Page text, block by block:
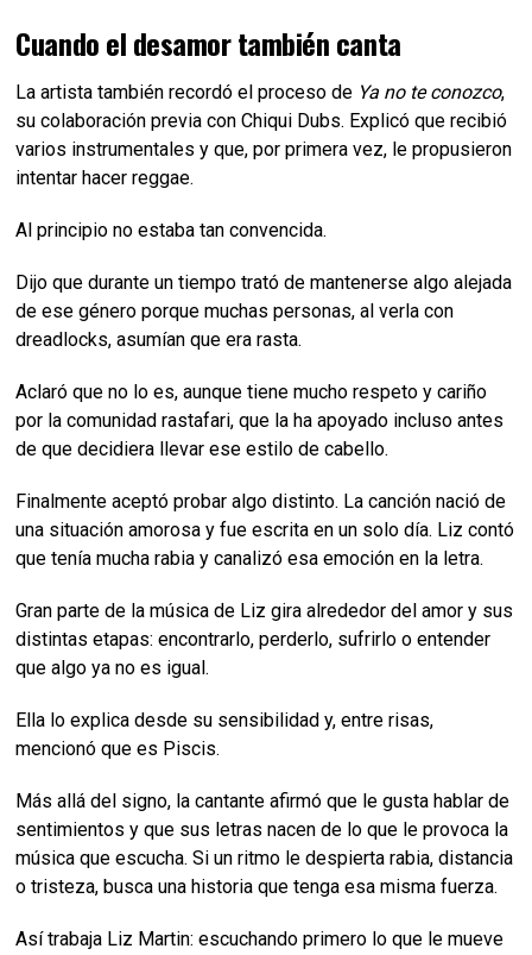
Cuando el desamor también canta
La artista también recordó el proceso de Ya no te conozco,
su colaboración previa con Chiqui Dubs. Explicó que recibió
varios instrumentales y que, por primera vez, le propusieron
intentar hacer reggae.
Al principio no estaba tan convencida.
Dijo que durante un tiempo trató de mantenerse algo alejada
de ese género porque muchas personas, al verla con
dreadlocks, asumían que era rasta.
Aclaró que no lo es, aunque tiene mucho respeto y cariño
por la comunidad rastafari, que la ha apoyado incluso antes
de que decidiera llevar ese estilo de cabello.
Finalmente aceptó probar algo distinto. La canción nació de
una situación amorosa y fue escrita en un solo día. Liz contó
que tenía mucha rabia y canalizó esa emoción en la letra.
Gran parte de la música de Liz gira alrededor del amor y sus
distintas etapas: encontrarlo, perderlo, sufrirlo o entender
que algo ya no es igual.
Ella lo explica desde su sensibilidad y, entre risas,
mencionó que es Piscis.
Más allá del signo, la cantante afirmó que le gusta hablar de
sentimientos y que sus letras nacen de lo que le provoca la
música que escucha. Si un ritmo le despierta rabia, distancia
o tristeza, busca una historia que tenga esa misma fuerza.
Así trabaja Liz Martin: escuchando primero lo que le mueve